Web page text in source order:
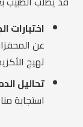
اختبارات
عن
تهيج
تحاليل
استجابة